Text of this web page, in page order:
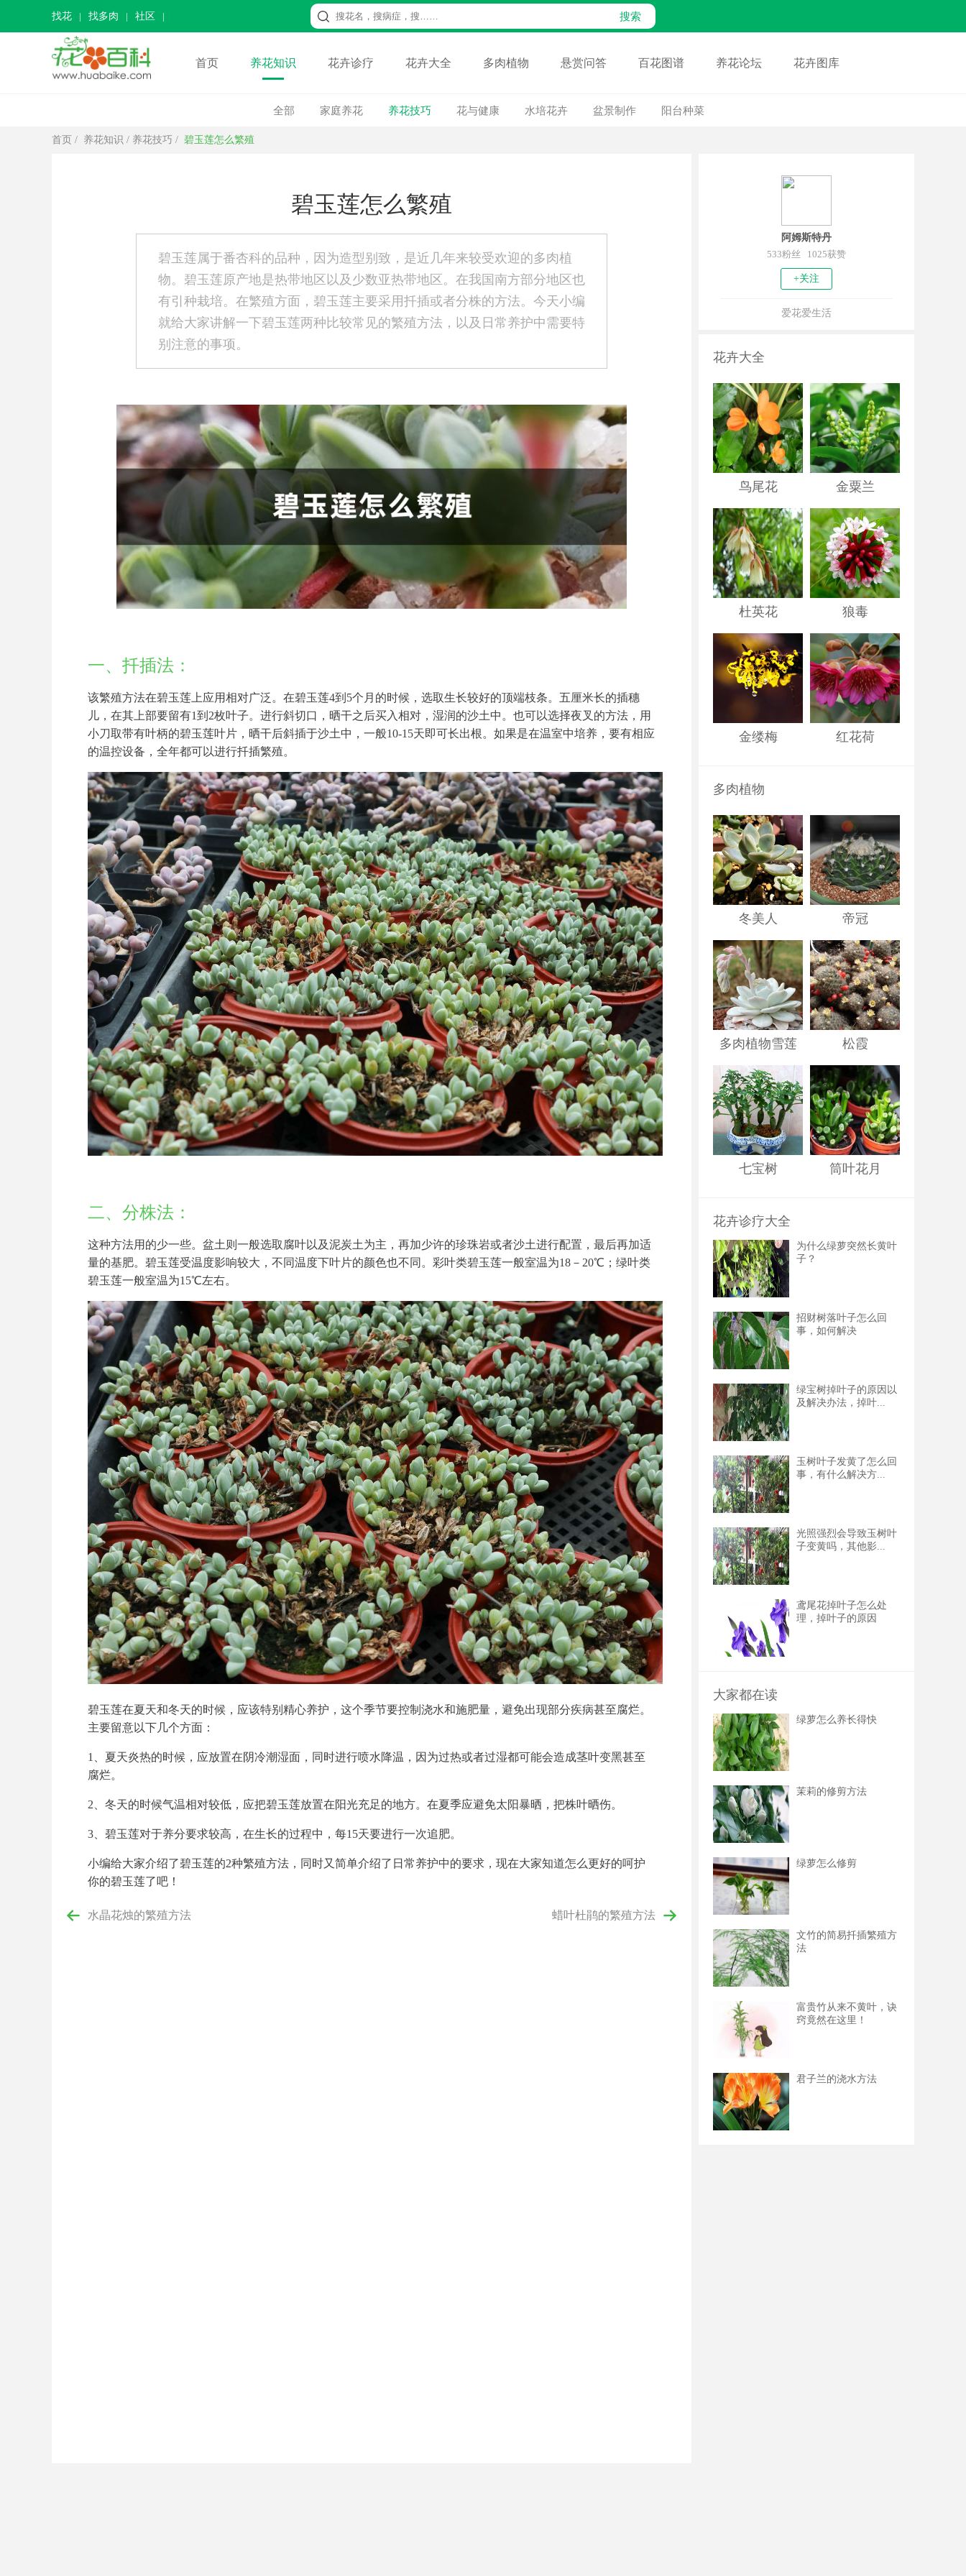
找花 找多肉 社区
首页 养花知识 花卉诊疗 花卉大全 多肉植物 悬赏问答 百花图谱 养花论坛 花卉图库
全部 家庭养花 养花技巧 花与健康 水培花卉 盆景制作 阳台种菜
首页 / 养花知识 / 养花技巧 / 碧玉莲怎么繁殖
碧玉莲怎么繁殖
碧玉莲属于番杏科的品种，因为造型别致，是近几年来较受欢迎的多肉植
物。碧玉莲原产地是热带地区以及少数亚热带地区。在我国南方部分地区也
有引种栽培。在繁殖方面，碧玉莲主要采用扦插或者分株的方法。今天小编
就给大家讲解一下碧玉莲两种比较常见的繁殖方法，以及日常养护中需要特
别注意的事项。
一、扦插法：
该繁殖方法在碧玉莲上应用相对广泛。在碧玉莲4到5个月的时候，选取生长较好的顶端枝条。五厘米长的插穗
儿，在其上部要留有1到2枚叶子。进行斜切口，晒干之后买入相对，湿润的沙土中。也可以选择夜叉的方法，用
小刀取带有叶柄的碧玉莲叶片，晒干后斜插于沙土中，一般10-15天即可长出根。如果是在温室中培养，要有相应
的温控设备，全年都可以进行扦插繁殖。
二、分株法：
这种方法用的少一些。盆土则一般选取腐叶以及泥炭土为主，再加少许的珍珠岩或者沙土进行配置，最后再加适
量的基肥。碧玉莲受温度影响较大，不同温度下叶片的颜色也不同。彩叶类碧玉莲一般室温为18－20℃；绿叶类
碧玉莲一般室温为15℃左右。
碧玉莲在夏天和冬天的时候，应该特别精心养护，这个季节要控制浇水和施肥量，避免出现部分疾病甚至腐烂。
主要留意以下几个方面：
1、夏天炎热的时候，应放置在阴冷潮湿面，同时进行喷水降温，因为过热或者过湿都可能会造成茎叶变黑甚至
腐烂。
2、冬天的时候气温相对较低，应把碧玉莲放置在阳光充足的地方。在夏季应避免太阳暴晒，把株叶晒伤。
3、碧玉莲对于养分要求较高，在生长的过程中，每15天要进行一次追肥。
小编给大家介绍了碧玉莲的2种繁殖方法，同时又简单介绍了日常养护中的要求，现在大家知道怎么更好的呵护
你的碧玉莲了吧！
水晶花烛的繁殖方法 蜡叶杜鹃的繁殖方法
阿姆斯特丹
533粉丝 1025获赞
+关注
爱花爱生活
花卉大全
鸟尾花 金粟兰
杜英花 狼毒
金缕梅 红花荷
多肉植物
冬美人 帝冠
多肉植物雪莲 松霞
七宝树 筒叶花月
花卉诊疗大全
为什么绿萝突然长黄叶
子？
招财树落叶子怎么回
事，如何解决
绿宝树掉叶子的原因以
及解决办法，掉叶...
玉树叶子发黄了怎么回
事，有什么解决方...
光照强烈会导致玉树叶
子变黄吗，其他影...
鸢尾花掉叶子怎么处
理，掉叶子的原因
大家都在读
绿萝怎么养长得快
茉莉的修剪方法
绿萝怎么修剪
文竹的简易扦插繁殖方
法
富贵竹从来不黄叶，诀
窍竟然在这里！
君子兰的浇水方法